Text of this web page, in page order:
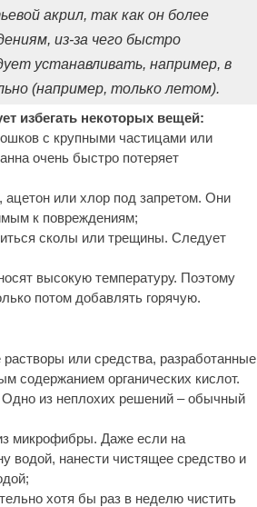
акрил, так как он более
из-за чего быстро
устанавливать, например, в
(например, только летом).
избегать некоторых вещей:
с крупными частицами или
очень быстро потеряет
или хлор под запретом. Они
к повреждениям;
сколы или трещины. Следует
высокую температуру. Поэтому
потом добавлять горячую.
или средства, разработанные
содержанием органических кислот.
Одно из неплохих решений – обычный
микрофибры. Даже если на
водой, нанести чистящее средство и
хотя бы раз в неделю чистить